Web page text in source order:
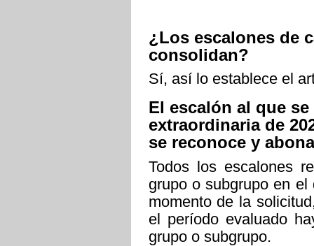
¿Los escalones de
consolidan?
Sí, así lo establece el
El escalón al que
extraordinaria de
se reconoce y
Todos los escalones
grupo o subgrupo en
momento de la
el período evaluado
grupo o subgrupo.